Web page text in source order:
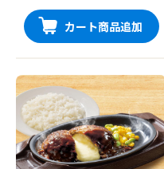
カート商品追加